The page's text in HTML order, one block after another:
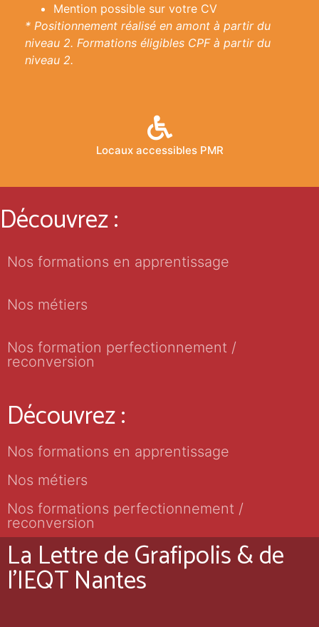
Mention possible sur votre CV
* Positionnement réalisé en amont à partir du
niveau 2. Formations éligibles CPF à partir du
niveau 2.
Locaux accessibles PMR
Découvrez :
Nos formations en apprentissage
Nos métiers
Nos formation perfectionnement /
reconversion
Découvrez :
Nos formations en apprentissage
Nos métiers
Nos formations perfectionnement /
reconversion
La Lettre de Grafipolis & de
l'IEQT Nantes